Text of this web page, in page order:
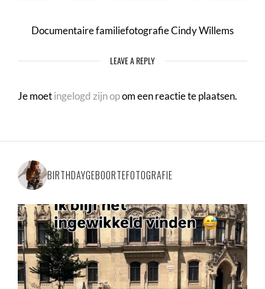
Documentaire familiefotografie Cindy Willems
LEAVE A REPLY
Je moetingelogd zijn opom een reactie te plaatsen.
BIRTHDAYGEBOORTEFOTOGRAFIE